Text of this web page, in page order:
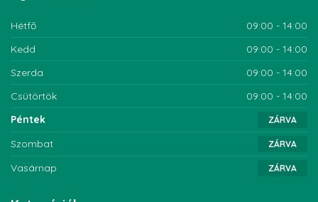
Hétfő
09:00 - 14:00
Kedd
09:00 - 14:00
Szerda
09:00 - 14:00
Csütörtök
09:00 - 14:00
Péntek
ZÁRVA
Szombat ZÁRVA
Vasárnap ZÁRVA